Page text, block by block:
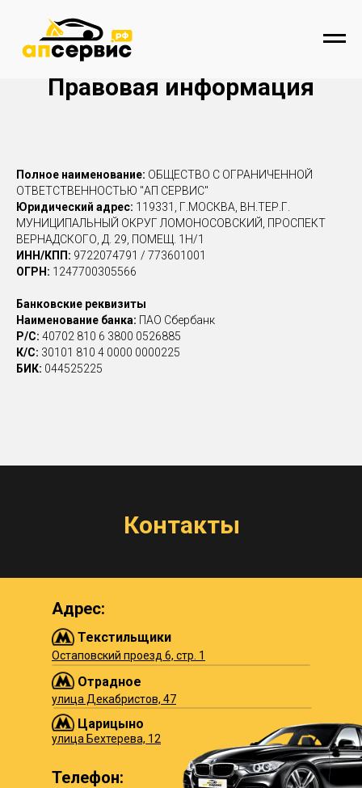
Правовая информация
Полное наименование: ОБЩЕСТВО С ОГРАНИЧЕННОЙ
ОТВЕТСТВЕННОСТЬЮ "АП СЕРВИС"
Юридический адрес: 119331, Г.МОСКВА, ВН.ТЕР.Г.
МУНИЦИПАЛЬНЫЙ ОКРУГ ЛОМОНОСОВСКИЙ, ПРОСПЕКТ
ВЕРНАДСКОГО, Д. 29, ПОМЕЩ. 1Н/1
ИНН/КПП: 9722074791 / 773601001
ОГРН: 1247700305566
Банковские реквизиты
Наименование банка: ПАО Сбербанк
Р/С: 40702 810 6 3800 0526885
К/С: 30101 810 4 0000 0000225
БИК: 044525225
Контакты
Адрес:
улица Декабристов, 47
Остаповский проезд 6, стр. 1
Текстильщики
Телефон:
Отрадное
улица Бехтерева, 12
Царицыно